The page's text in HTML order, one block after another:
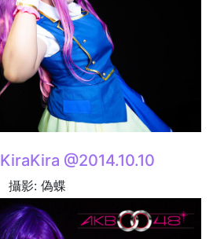
KiraKira @2014.10.10
攝影: 偽蝶